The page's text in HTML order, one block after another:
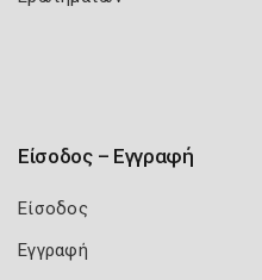
Είσοδος – Εγγραφή
Είσοδος
Εγγραφή